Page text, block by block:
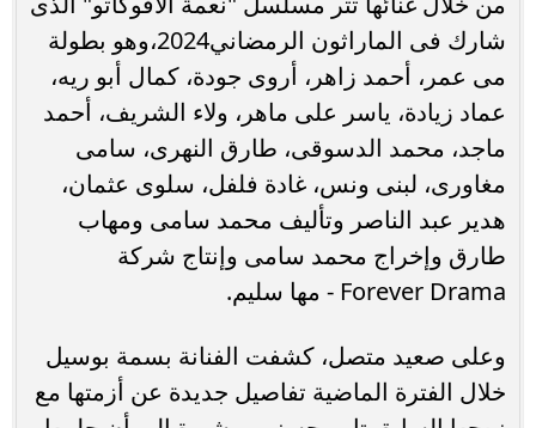
شارك فى الماراثون الرمضاني2024،وهو بطولة
مى عمر، أحمد زاهر، أروى جودة، كمال أبو ريه،
عماد زيادة، ياسر على ماهر، ولاء الشريف، أحمد
ماجد، محمد الدسوقى، طارق النهرى، سامى
مغاورى، لبنى ونس، غادة فلفل، سلوى عثمان،
هدير عبد الناصر وتأليف محمد سامى ومهاب
طارق وإخراج محمد سامى وإنتاج شركة
Forever Drama - مها سليم.
وعلى صعيد متصل، كشفت الفنانة بسمة بوسيل
خلال الفترة الماضية تفاصيل جديدة عن أزمتها مع